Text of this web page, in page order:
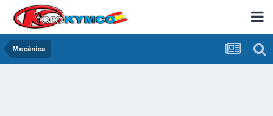
Mecánica